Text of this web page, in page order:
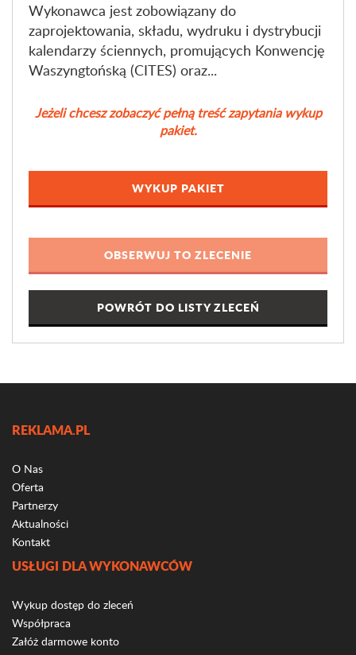
Wykonawca jest zobowiązany do
zaprojektowania, składu, wydruku i dystrybucji
kalendarzy ściennych, promujących Konwencję
Waszyngtońską (CITES) oraz...
Jeżeli chcesz zobaczyć pełną treść zapytania wykup
pakiet.
WYKUP PAKIET
POWRÓT DO LISTY ZLECEŃ
REKLAMA.PL
O Nas
Oferta
Partnerzy
Aktualności
Kontakt
USŁUGI DLA WYKONAWCÓW
Wykup dostęp do zleceń
Współpraca
Załóż darmowe konto